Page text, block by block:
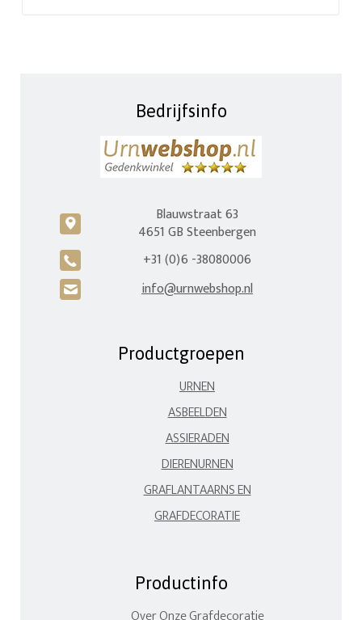
Bedrijfsinfo
c
Blauwstraat 63
4651 GB Steenbergen
A +31 (0)6 -38080006
H info@urnwebshop.nl
Productgroepen
URNEN
ASBEELDEN
ASSIERADEN
DIERENURNEN
GRAFLANTAARNS EN
GRAFDECORATIE
Productinfo